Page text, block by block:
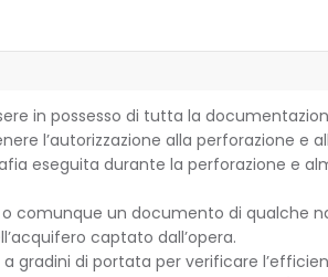
in possesso di tutta la
l’autorizzazione alla perforazione e
eseguita durante la perforazione e
comunque un documento di qualche
captato dall’opera.
gradini di portata per verificare